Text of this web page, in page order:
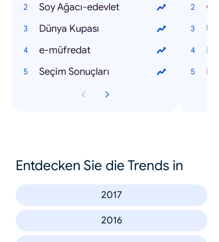
Soy Ağacı-edevlet
Dünya Kupası
e-müfredat
Seçim Sonuçları
Entdecken Sie die Trends in
2017
2016